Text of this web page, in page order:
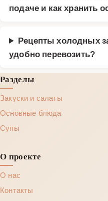
подаче и как хранить
Рецепты холодных
удобно перевозить?
Разделы
Закуски и салаты
Основные блюда
Супы
О проекте
О нас
Контакты